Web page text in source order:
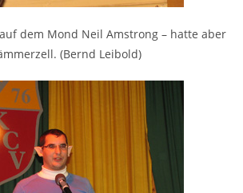
dem Mond Neil Amstrong – hatte aber
(Bernd Leibold)